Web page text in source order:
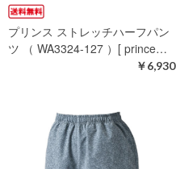
プリンス ストレッチハーフパン
ツ （ WA3324-127 ）[ prince…
￥6,930